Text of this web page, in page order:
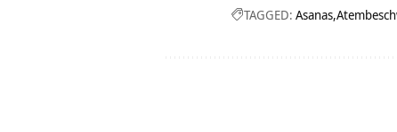
TAGGED: Asanas